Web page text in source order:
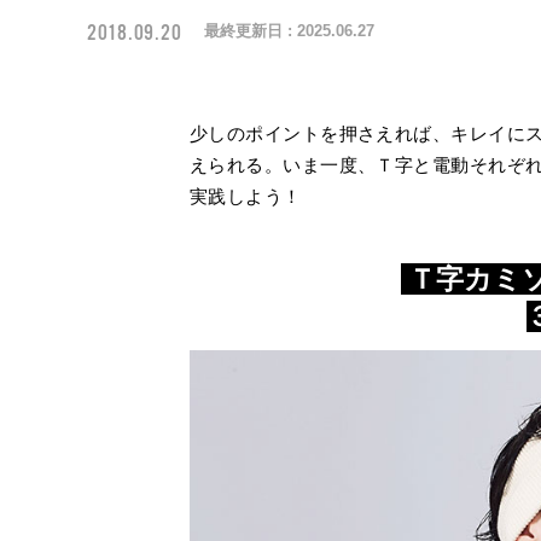
2018.09.20 最終更新日 : 2025.06.27
少しのポイントを押さえれば、キレイに
えられる。いま一度、Ｔ字と電動それぞ
実践しよう！
Ｔ字カミ